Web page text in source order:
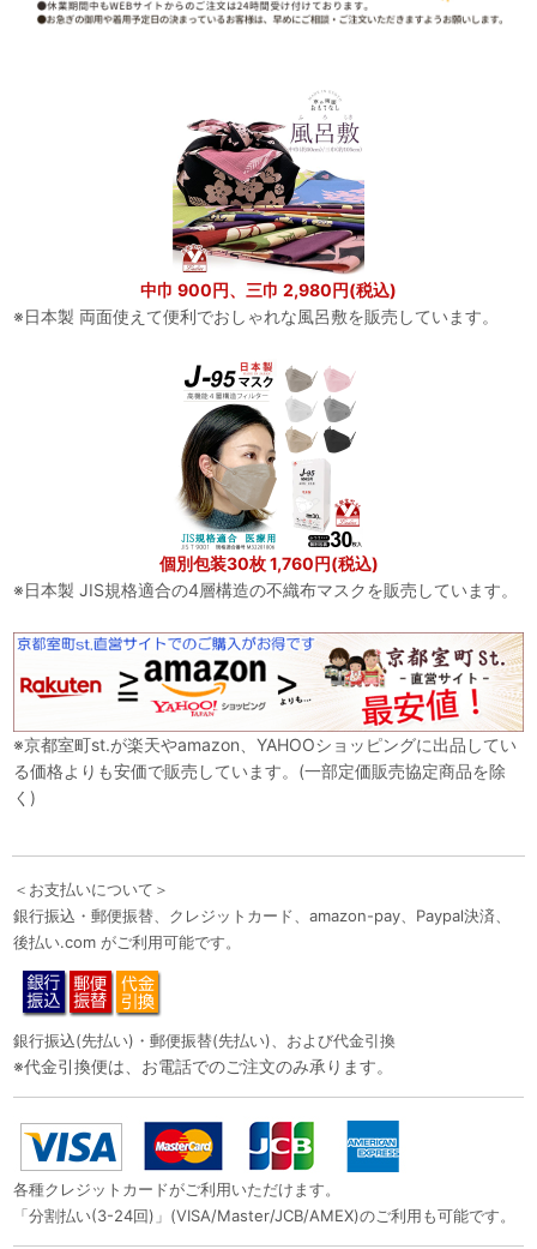
中巾 900円、三巾 2,980円(税込)
※日本製 両面使えて便利でおしゃれな風呂敷を販売しています。
個別包装30枚 1,760円(税込)
※日本製 JIS規格適合の4層構造の不織布マスクを販売しています。
※京都室町st.が楽天やamazon、YAHOOショッピングに出品してい
る価格よりも安価で販売しています。(一部定価販売協定商品を除
く)
＜お支払いについて＞
銀行振込・郵便振替、クレジットカード、amazon-pay、Paypal決済、
後払い.com がご利用可能です。
銀行振込(先払い)・郵便振替(先払い)、および代金引換
※代金引換便は、お電話でのご注文のみ承ります。
各種クレジットカードがご利用いただけます。
「分割払い(3-24回)」(VISA/Master/JCB/AMEX)のご利用も可能です。